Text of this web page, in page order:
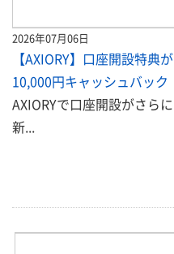
2026年07月06日
【AXIORY】口座開設特典
10,000円キャッシュバック
AXIORYで口座開設がさら
新...